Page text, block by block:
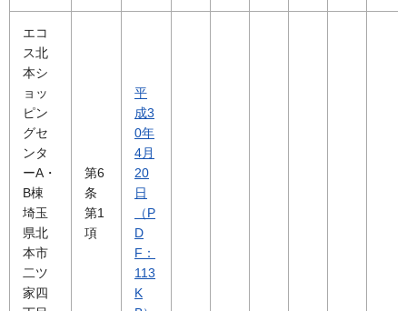
エコ
ス北
本シ
ョッ
ピン
グセ
ンタ
ーA・
B棟
埼玉
県北
本市
二ツ
家四
第6
条
第1
項
平
成3
0年
4月
20
日
（P
D
F：
113
K